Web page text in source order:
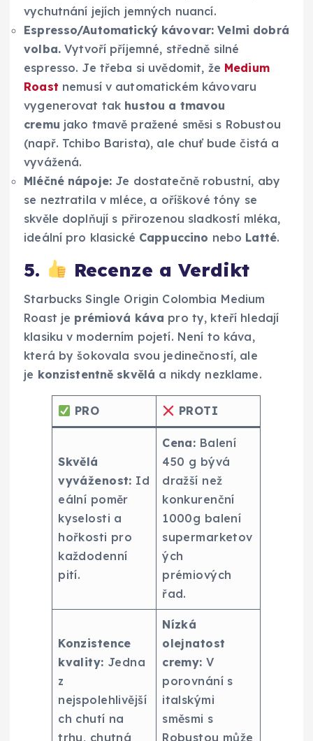
vychutnání jejích jemných nuancí.
Espresso/Automatický kávovar: Velmi dobrá
volba.Vytvoří příjemné, středně silné
espresso. Je třeba si uvědomit, že Medium
Roast nemusí v automatickém kávovaru
vygenerovat tak hustou a tmavou
cremu jako tmavě pražené směsi s Robustou
(např. Tchibo Barista), ale chuť bude čistá a
vyvážená.
Mléčné nápoje: Je dostatečně robustní, aby
se neztratila v mléce, a oříškové tóny se
skvěle doplňují s přirozenou sladkostí mléka,
ideální pro klasické Cappuccino nebo Latté.
5. Recenze a Verdikt
Starbucks Single Origin Colombia Medium
Roast je prémiová káva pro ty, kteří hledají
klasiku v moderním pojetí. Není to káva,
která by šokovala svou jedinečností, ale
je konzistentně skvělá a nikdy nezklame.
PRO PROTI
Skvělá
vyváženost: Id
eální poměr
kyselosti a
hořkosti pro
každodenní
pití.
Cena: Balení
450 g bývá
dražší než
konkurenční
1000g balení
supermarketov
ých
prémiových
řad.
Konzistence
kvality: Jedna
z
nejspolehlivější
ch chutí na
trhu, chutná
Nízká
olejnatost
cremy: V
porovnání s
italskými
směsmi s
Robustou může